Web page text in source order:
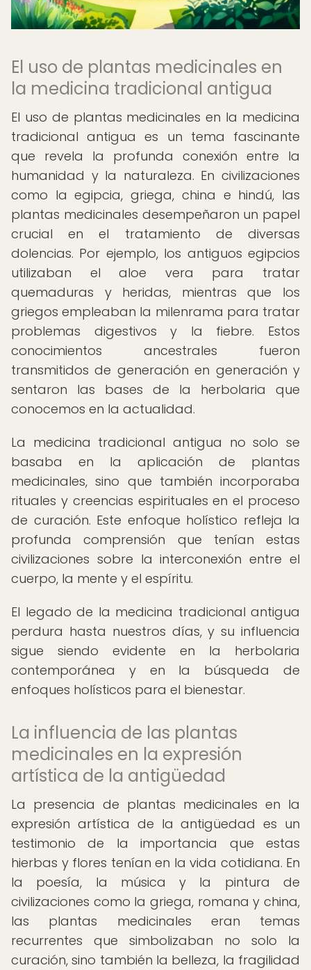
El uso de plantas medicinales en
la medicina tradicional antigua
El uso de plantas medicinales en la medicina
tradicional antigua es un tema fascinante
que revela la profunda conexión entre la
humanidad y la naturaleza. En civilizaciones
como la egipcia, griega, china e hindú, las
plantas medicinales desempeñaron un papel
crucial en el tratamiento de diversas
dolencias. Por ejemplo, los antiguos egipcios
utilizaban el aloe vera para tratar
quemaduras y heridas, mientras que los
griegos empleaban la milenrama para tratar
problemas digestivos y la fiebre. Estos
conocimientos ancestrales fueron
transmitidos de generación en generación y
sentaron las bases de la herbolaria que
conocemos en la actualidad.
La medicina tradicional antigua no solo se
basaba en la aplicación de plantas
medicinales, sino que también incorporaba
rituales y creencias espirituales en el proceso
de curación. Este enfoque holístico refleja la
profunda comprensión que tenían estas
civilizaciones sobre la interconexión entre el
cuerpo, la mente y el espíritu.
El legado de la medicina tradicional antigua
perdura hasta nuestros días, y su influencia
sigue siendo evidente en la herbolaria
contemporánea y en la búsqueda de
enfoques holísticos para el bienestar.
La influencia de las plantas
medicinales en la expresión
artística de la antigüedad
La presencia de plantas medicinales en la
expresión artística de la antigüedad es un
testimonio de la importancia que estas
hierbas y flores tenían en la vida cotidiana. En
la poesía, la música y la pintura de
civilizaciones como la griega, romana y china,
las plantas medicinales eran temas
recurrentes que simbolizaban no solo la
curación, sino también la belleza, la fragilidad